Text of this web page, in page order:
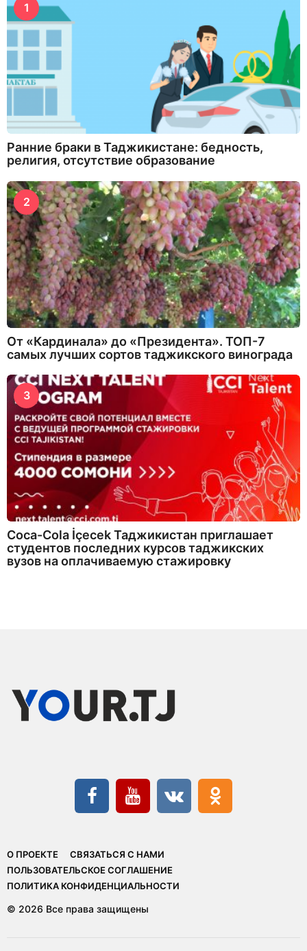
1
Ранние браки в Таджикистане: бедность,
религия, отсутствие образование
2
От «Кардинала» до «Президента». ТОП-7
самых лучших сортов таджикского винограда
3
Coca-Cola İçecek Таджикистан приглашает
студентов последних курсов таджикских
вузов на оплачиваемую стажировку
О ПРОЕКТЕ
СВЯЗАТЬСЯ С НАМИ
ПОЛЬЗОВАТЕЛЬСКОЕ СОГЛАШЕНИЕ
ПОЛИТИКА КОНФИДЕНЦИАЛЬНОСТИ
© 2026 Все права защищены